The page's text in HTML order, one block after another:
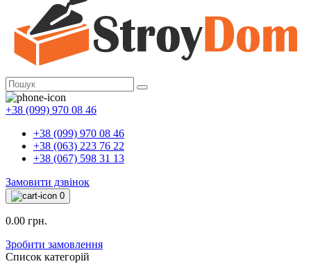
+38 (099) 970 08 46
+38 (099) 970 08 46
+38 (063) 223 76 22
+38 (067) 598 31 13
Замовити дзвінок
0
0.00 грн.
Зробити замовлення
Список категорій